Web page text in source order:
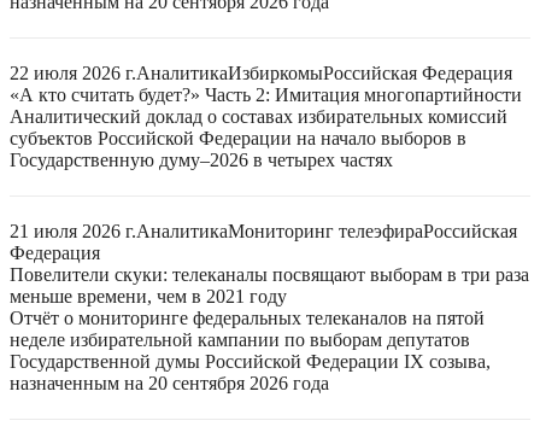
22 июля 2026 г.АналитикаИзбиркомыРоссийская Федерация
«А кто считать будет?» Часть 2: Имитация многопартийности
Аналитический доклад о составах избирательных комиссий
субъектов Российской Федерации на начало выборов в
Государственную думу–2026 в четырех частях
21 июля 2026 г.АналитикаМониторинг телеэфираРоссийская
Федерация
Повелители скуки: телеканалы посвящают выборам в три раза
меньше времени, чем в 2021 году
Отчёт о мониторинге федеральных телеканалов на пятой
неделе избирательной кампании по выборам депутатов
Государственной думы Российской Федерации IX созыва,
назначенным на 20 сентября 2026 года